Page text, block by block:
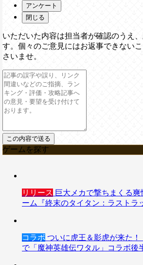
アンケート
閉じる
いただいた内容は担当者が確認のうえ
す。個々のご意見にはお返事できない
さいませ。
ゲームを探す
リリース 巨大メカで撃ちまくる
ーム『終末のタイタン：ラストラ
コラボ ついに虎王＆影虎が来た！
で「魔神英雄伝ワタル」コラボ後